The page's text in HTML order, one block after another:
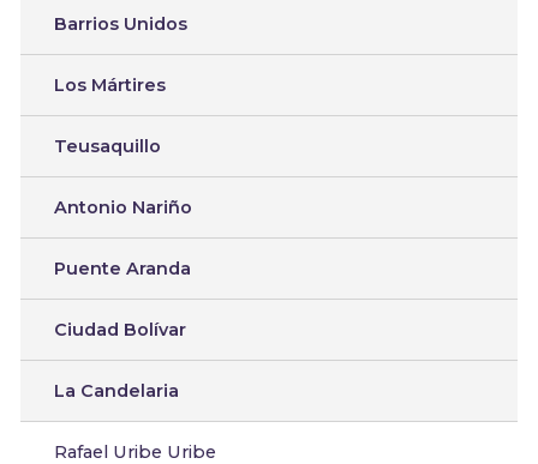
Barrios Unidos
Los Mártires
Teusaquillo
Antonio Nariño
Puente Aranda
Ciudad Bolívar
La Candelaria
Rafael Uribe Uribe